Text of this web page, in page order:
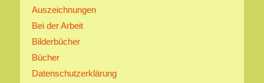
Auszeichnungen
Bei der Arbeit
Bilderbücher
Bücher
Datenschutzerklärung